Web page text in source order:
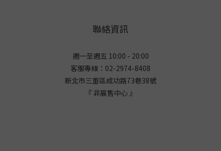
聯絡資訊
週一至週五 10:00 - 20:00
客服專線：02-2974-8408
新北市三重區成功路73巷38號
『 非展售中心 』